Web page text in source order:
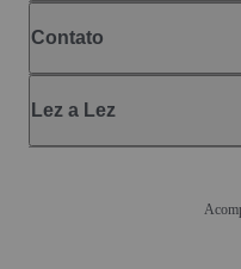
Contato
Lez a Lez